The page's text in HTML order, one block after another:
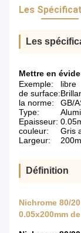
Les
Les
Mettre en
Exemple:
libre
de surface:
la norme:
GB/
Type:
Epaisseur:
couleur:
Gris
Largeur:
Définition
Nichrome 80/
0.05x200mm